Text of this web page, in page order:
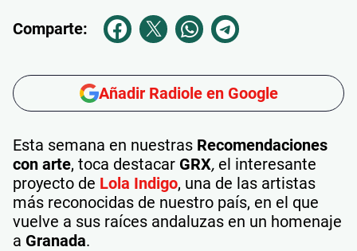
Comparte:
Añadir Radiole en Google
Esta semana en nuestras Recomendaciones
con arte, toca destacar GRX, el interesante
proyecto de Lola Indigo, una de las artistas
más reconocidas de nuestro país, en el que
vuelve a sus raíces andaluzas en un homenaje
a Granada.